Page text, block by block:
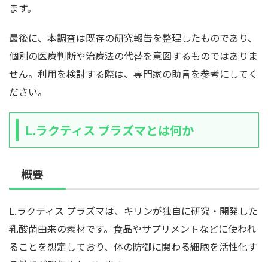
ます。
最後に、本調査は既存の研究報告を整理したものであり、
個別の医療判断や治療法の代替を意図するものではありま
せん。利用を検討する際は、専門家の助言を参考にしてく
ださい。
L.ラクティス プラズマとは何か
概要
L.ラクティス プラズマは、キリンが独自に研究・開発した
乳酸菌由来の素材です。食品やサプリメントなどに使われ
ることを想定しており、体の防御に関わる細胞を活性化す